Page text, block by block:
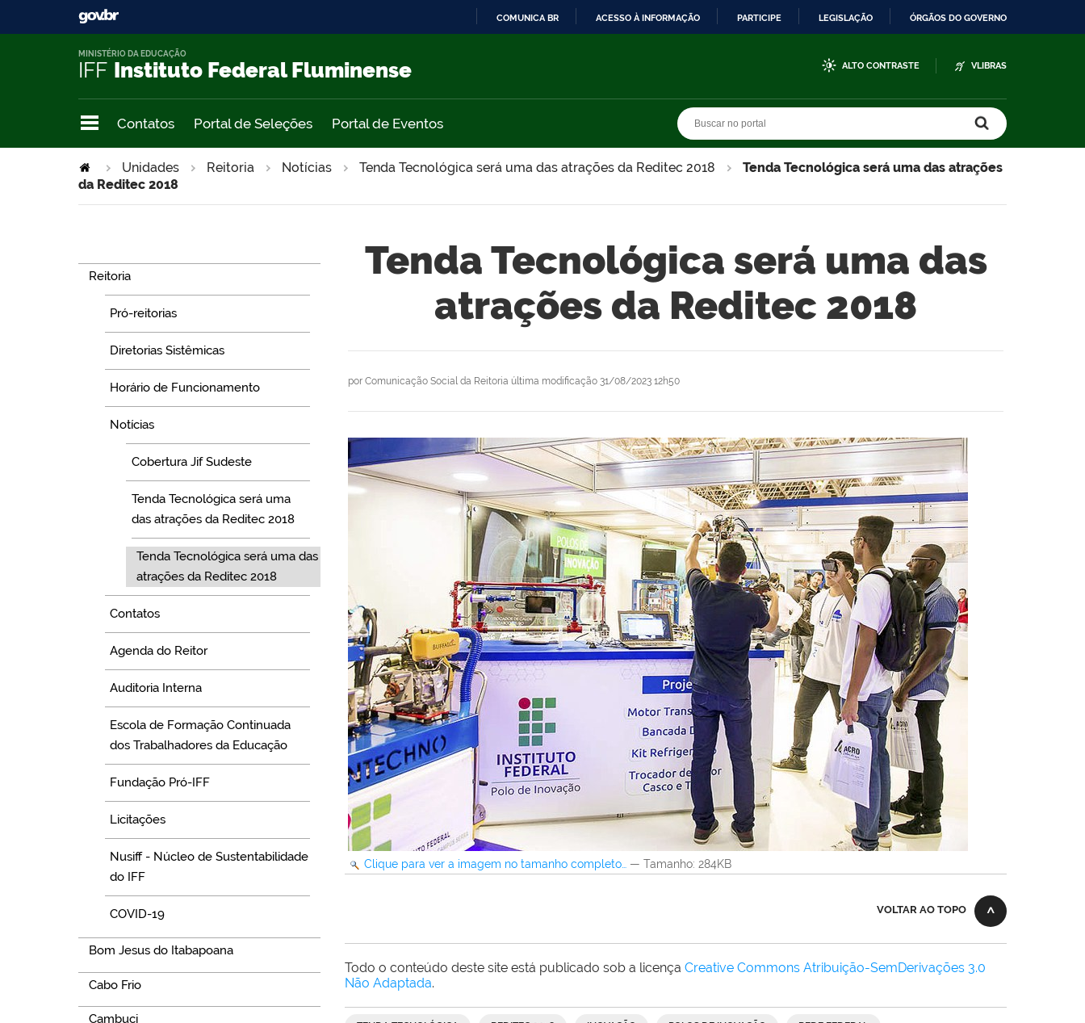
COMUNICA BR ACESSO À INFORMAÇÃO PARTICIPE LEGISLAÇÃO ÓRGÃOS DO GOVERNO
IFF Instituto Federal Fluminense
MINISTÉRIO DA EDUCAÇÃO
ALTO CONTRASTE VLIBRAS
Contatos Portal de Seleções Portal de Eventos
Unidades Reitoria Notícias Tenda Tecnológica será uma das atrações da Reditec 2018
Tenda Tecnológica será uma das atrações
da Reditec 2018
Reitoria
Pró-reitorias
Diretorias Sistêmicas
Horário de Funcionamento
Notícias
Cobertura Jif Sudeste
Tenda Tecnológica será uma
das atrações da Reditec 2018
Tenda Tecnológica será uma das
atrações da Reditec 2018
Contatos
Agenda do Reitor
Auditoria Interna
Escola de Formação Continuada
dos Trabalhadores da Educação
Fundação Pró-IFF
Licitações
Nusiff - Núcleo de Sustentabilidade
do IFF
COVID-19
Bom Jesus do Itabapoana
Cabo Frio
Cambuci
Tenda Tecnológica será uma das
atrações da Reditec 2018
por Comunicação Social da Reitoria última modificação 31/08/2023 12h50
Clique para ver a imagem no tamanho completo… — Tamanho: 284KB
VOLTAR AO TOPO
Todo o conteúdo deste site está publicado sob a licença Creative Commons Atribuição-SemDerivações 3.0
Não Adaptada.